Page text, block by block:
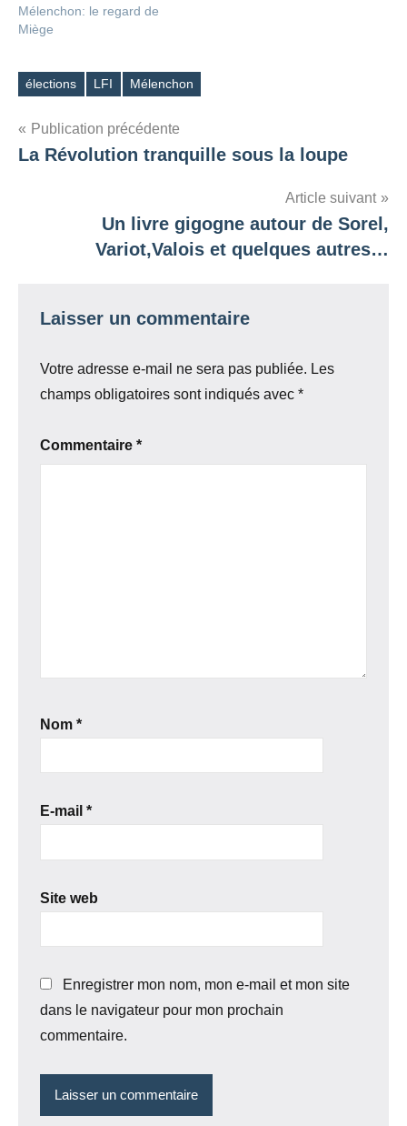
Mélenchon: le regard de
Miège
Étiquettes
élections LFI Mélenchon
Navigation
de
Publication précédente
La Révolution tranquille sous la loupe
Article suivant
Un livre gigogne autour de Sorel,
Variot,Valois et quelques autres…
Laisser un commentaire
Votre adresse e-mail ne sera pas publiée. Les
champs obligatoires sont indiqués avec *
Commentaire *
Nom *
E-mail *
Site web
Enregistrer mon nom, mon e-mail et mon site
dans le navigateur pour mon prochain
commentaire.